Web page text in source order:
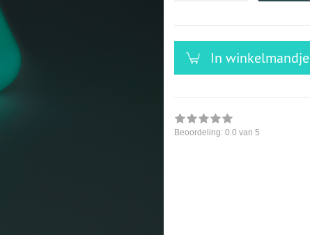
In winkelmandje
Beoordeling: 0.0 van 5